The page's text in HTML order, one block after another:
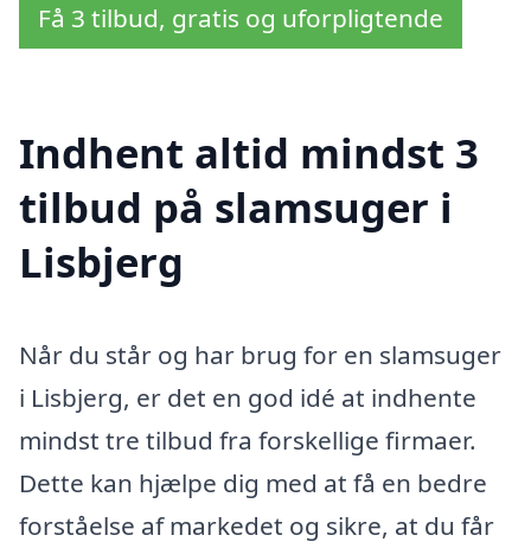
Få 3 tilbud, gratis og uforpligtende
Indhent altid mindst 3
tilbud på slamsuger i
Lisbjerg
Når du står og har brug for en slamsuger
i Lisbjerg, er det en god idé at indhente
mindst tre tilbud fra forskellige firmaer.
Dette kan hjælpe dig med at få en bedre
forståelse af markedet og sikre, at du får